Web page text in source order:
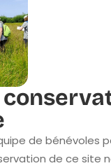
de bénévoles
de ce site